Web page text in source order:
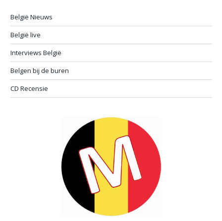
België Nieuws
België live
Interviews België
Belgen bij de buren
CD Recensie